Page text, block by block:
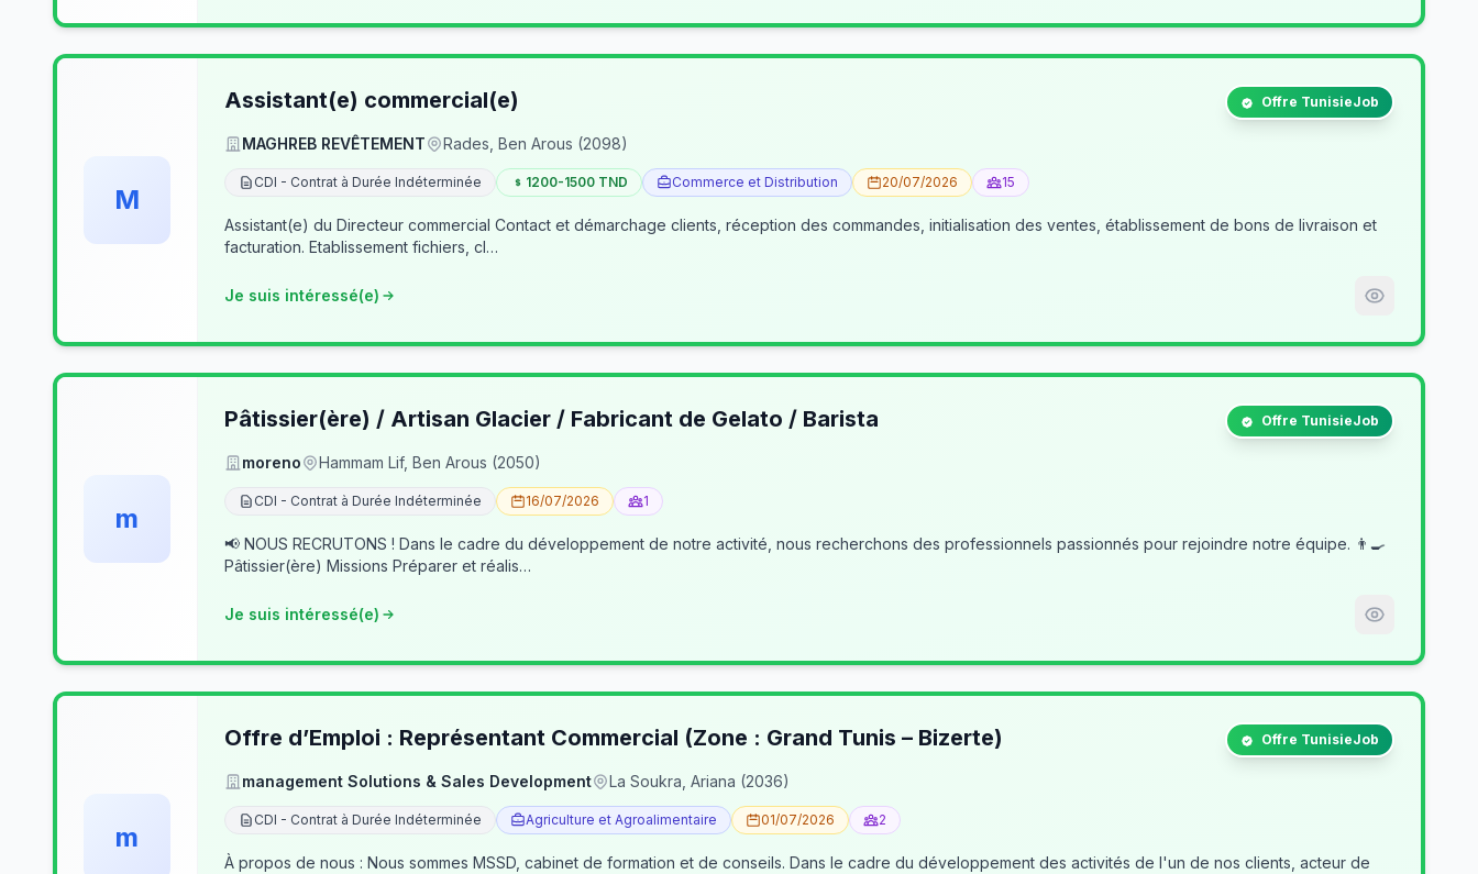
M
Assistant(e) commercial(e) Offre TunisieJob
MAGHREB REVÊTEMENT Rades, Ben Arous (2098)
CDI - Contrat à Durée Indéterminée 1200-1500 TND Commerce et Distribution 20/07/2026 15
Assistant(e) du Directeur commercial Contact et démarchage clients, réception des commandes, initialisation des ventes, établissement de bons de livraison et
facturation. Etablissement fichiers, cl…
Je suis intéressé(e)
m
Pâtissier(ère) / Artisan Glacier / Fabricant de Gelato / Barista Offre TunisieJob
moreno Hammam Lif, Ben Arous (2050)
CDI - Contrat à Durée Indéterminée 16/07/2026 1
📢 NOUS RECRUTONS ! Dans le cadre du développement de notre activité, nous recherchons des professionnels passionnés pour rejoindre notre équipe. 👨‍🍳
Pâtissier(ère) Missions Préparer et réalis…
Je suis intéressé(e)
m
Offre d’Emploi : Représentant Commercial (Zone : Grand Tunis – Bizerte) Offre TunisieJob
management Solutions & Sales Development La Soukra, Ariana (2036)
CDI - Contrat à Durée Indéterminée Agriculture et Agroalimentaire 01/07/2026 2
À propos de nous : Nous sommes MSSD, cabinet de formation et de conseils. Dans le cadre du développement des activités de l'un de nos clients, acteur de